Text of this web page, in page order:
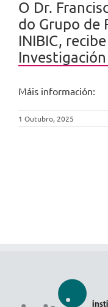
O Dr.
do Grupo de
INIBIC,
Investigación
Máis información:
1 Outubro, 2025